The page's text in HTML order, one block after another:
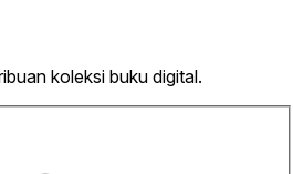
koleksi buku digital.